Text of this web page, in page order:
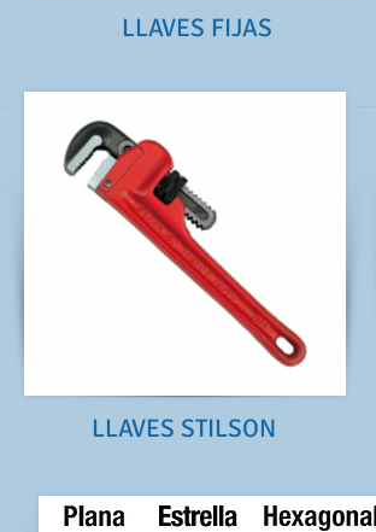
LLAVES FIJAS
LLAVES STILSON